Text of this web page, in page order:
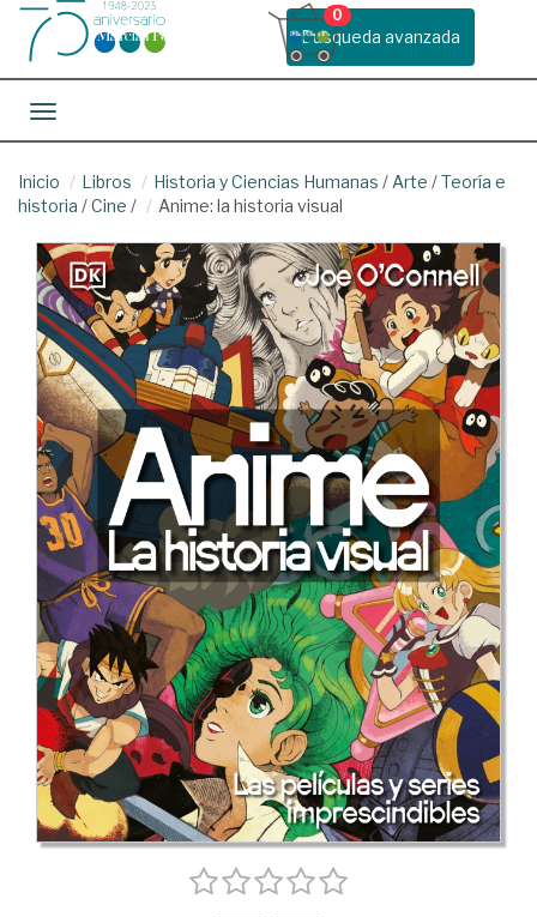
Busqueda avanzada
0
Toggle navigation
Inicio Libros Historia y Ciencias Humanas / Arte /Teoría e
historia /Cine / Anime: la historia visual